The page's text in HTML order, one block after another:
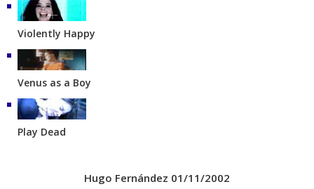
Violently Happy
Venus as a Boy
Play Dead
Hugo Fernández 01/11/2002